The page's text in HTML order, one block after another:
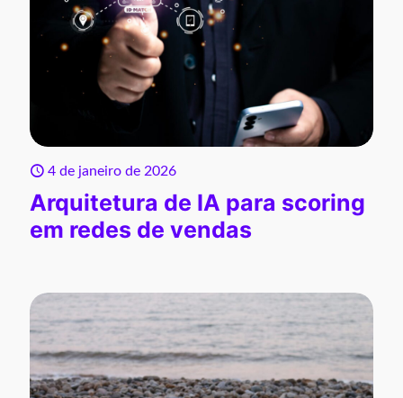
4 de janeiro de 2026
Arquitetura de IA para scoring
em redes de vendas